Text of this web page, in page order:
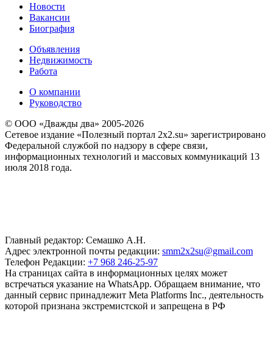
Новости
Вакансии
Биография
Объявления
Недвижимость
Работа
О компании
Руководство
© ООО «Дважды два» 2005-2026
Сетевое издание «Полезный портал 2x2.su» зарегистрировано
Федеральной службой по надзору в сфере связи,
информационных технологий и массовых коммуникаций 13
июля 2018 года.
Главный редактор: Семашко А.Н.
Адрес электронной почты редакции: smm2x2su@gmail.com
Телефон Редакции: +7 968 246-25-97
На страницах сайта в информационных целях может
встречаться указание на WhatsApp. Обращаем внимание, что
данный сервис принадлежит Meta Platforms Inc., деятельность
которой признана экстремистской и запрещена в РФ